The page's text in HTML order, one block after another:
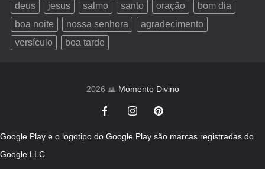
deus jesus salmo santo oração
bom dia
boa noite
nossa senhora
agradecimento
versículo
boa tarde
2026 🙏 Momento Divino
Google Play e o logotipo do Google Play são marcas registradas do
Google LLC.